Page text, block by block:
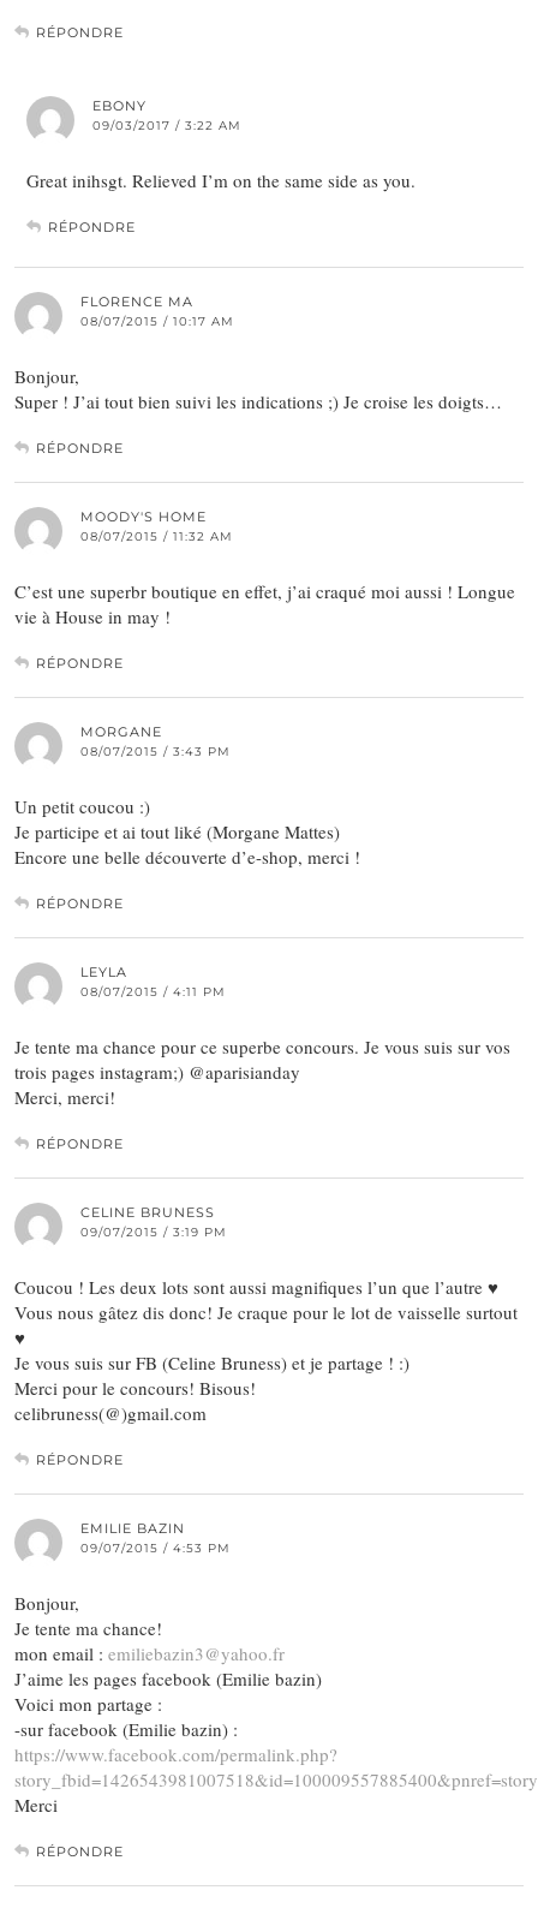
RÉPONDRE
EBONY
09/03/2017 / 3:22 AM
Great inihsgt. Relieved I’m on the same side as you.
RÉPONDRE
FLORENCE MA
08/07/2015 / 10:17 AM
Bonjour,
Super ! J’ai tout bien suivi les indications ;) Je croise les doigts…
RÉPONDRE
MOODY'S HOME
08/07/2015 / 11:32 AM
C’est une superbr boutique en effet, j’ai craqué moi aussi ! Longue
vie à House in may !
RÉPONDRE
MORGANE
08/07/2015 / 3:43 PM
Un petit coucou :)
Je participe et ai tout liké (Morgane Mattes)
Encore une belle découverte d’e-shop, merci !
RÉPONDRE
LEYLA
08/07/2015 / 4:11 PM
Je tente ma chance pour ce superbe concours. Je vous suis sur vos
trois pages instagram;) @aparisianday
Merci, merci!
RÉPONDRE
CELINE BRUNESS
09/07/2015 / 3:19 PM
Coucou ! Les deux lots sont aussi magnifiques l’un que l’autre ♥
Vous nous gâtez dis donc! Je craque pour le lot de vaisselle surtout
♥
Je vous suis sur FB (Celine Bruness) et je partage ! :)
Merci pour le concours! Bisous!
celibruness(@)gmail.com
RÉPONDRE
EMILIE BAZIN
09/07/2015 / 4:53 PM
Bonjour,
Je tente ma chance!
mon email : emiliebazin3@yahoo.fr
J’aime les pages facebook (Emilie bazin)
Voici mon partage :
-sur facebook (Emilie bazin) :
https://www.facebook.com/permalink.php?
story_fbid=1426543981007518&id=100009557885400&pnref=story
Merci
RÉPONDRE